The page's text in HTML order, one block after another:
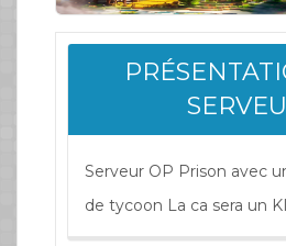
Serveur OP Prison avec
de tycoon La ca sera un